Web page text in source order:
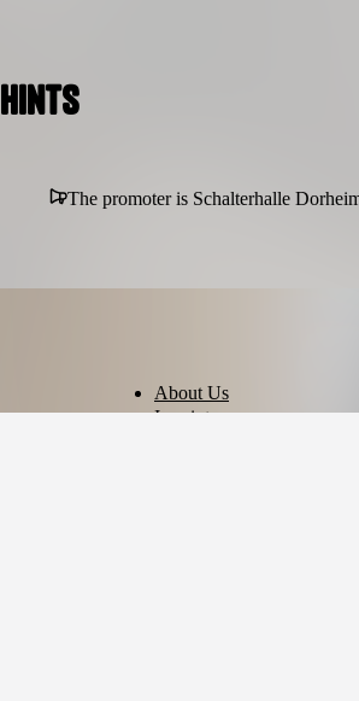
Hints
The promoter is Schalterhalle
About Us
Imprint